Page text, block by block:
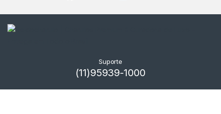
Suporte
(11)95939-1000